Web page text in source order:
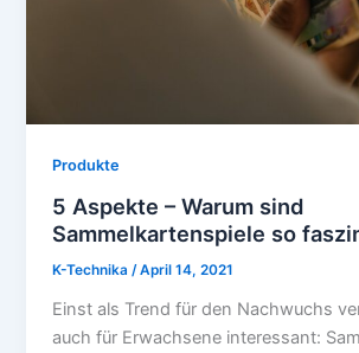
Produkte
5 Aspekte – Warum sind
Sammelkartenspiele so
K-Technika /April 14, 2021
Einst als Trend für den Nachwuchs
auch für Erwachsene interessant: